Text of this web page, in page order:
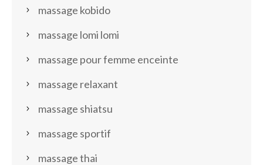
massage kobido
massage lomi lomi
massage pour femme enceinte
massage relaxant
massage shiatsu
massage sportif
massage thai